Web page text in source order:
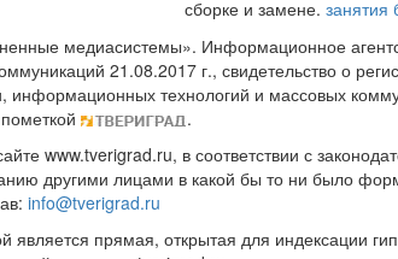
сборке и замене.занятия
медиасистемы». Информационное
21.08.2017 г., свидетельство о
информационных технологий и массовых
.
www.tverigrad.ru, в соответствии с
другими лицами в какой бы то ни было
info@tverigrad.ru
прямая, открытая для индексации